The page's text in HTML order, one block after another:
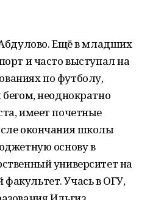
Ещё в младших
и часто выступал на
по футболу,
неоднократно
имеет почетные
окончания школы
основу в
университет на
Учась в ОГУ,